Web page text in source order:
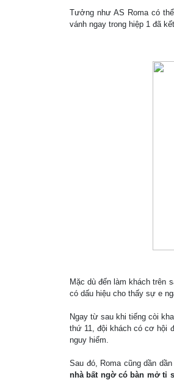
Tưởng như AS Roma có
vánh ngay trong hiệp 1 đã
Mặc dù đến làm khách trên
có dấu hiệu cho thấy sự e
Ngay từ sau khi tiếng còi
thứ 11, đội khách có cơ hội
nguy hiểm.
Sau đó, Roma cũng dần
nhà bất ngờ có bàn mở tỉ